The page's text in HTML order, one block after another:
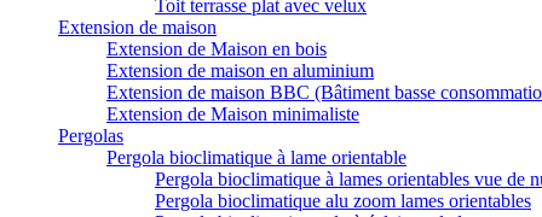
Toit terrasse plat avec velux
Extension de maison
Extension de Maison en bois
Extension de maison en aluminium
Extension de maison BBC (Bâtiment basse
Extension de Maison minimaliste
Pergolas
Pergola bioclimatique à lame orientable
Pergola bioclimatique à lames orientables vue de
Pergola bioclimatique alu zoom lames orientables